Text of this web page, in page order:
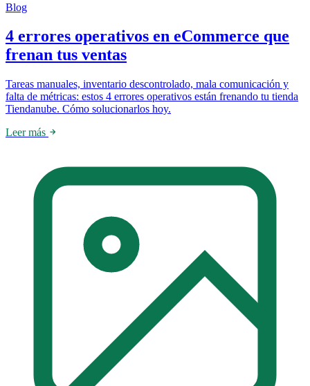
Blog
4 errores operativos en eCommerce que
frenan tus ventas
Tareas manuales, inventario descontrolado, mala comunicación y
falta de métricas: estos 4 errores operativos están frenando tu tienda
Tiendanube. Cómo solucionarlos hoy.
Leer más